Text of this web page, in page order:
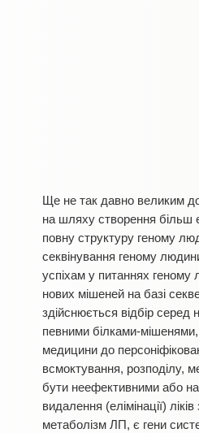
Ще не так давно великим
на шляху створення більш
повну структуру геному
секвінування геному
успіхам у питаннях геному
нових мішеней на базі
здійснюється відбір серед
певними білками-
медицини до
всмоктування, розподілу,
бути неефективними або
видалення (елімінації)
метаболізм ЛП, є гени